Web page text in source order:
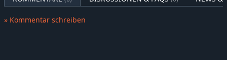
cineastische Kamera, um Klaustrophobie und Anspannung auf
die Spitze zu treiben.
» Kommentar schreiben